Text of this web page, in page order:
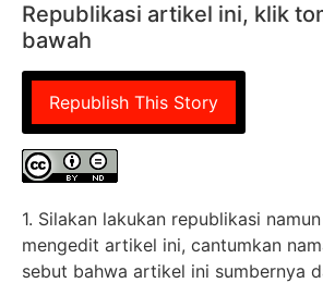
Republikasi artikel ini, klik
bawah
Republish This Story
1. Silakan lakukan republikasi
mengedit artikel ini, cantumkan
sebut bahwa artikel ini sumbernya